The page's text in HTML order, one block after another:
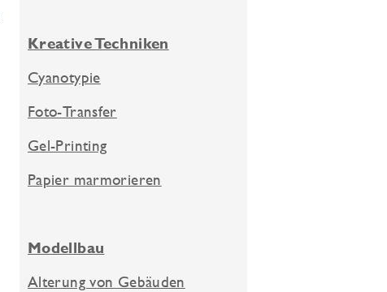
Kreative Techniken
Cyanotypie
Foto-Transfer
Gel-Printing
Papier marmorieren
Modellbau
Alterung von Gebäuden